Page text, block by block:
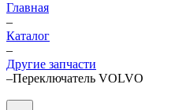
Главная
–
Каталог
–
Другие запчасти
–Переключатель VOLVO